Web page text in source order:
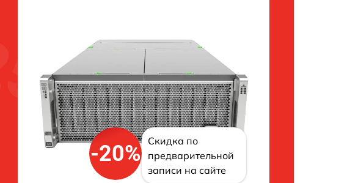
-20%
Скидка по
предварительной
записи на сайте